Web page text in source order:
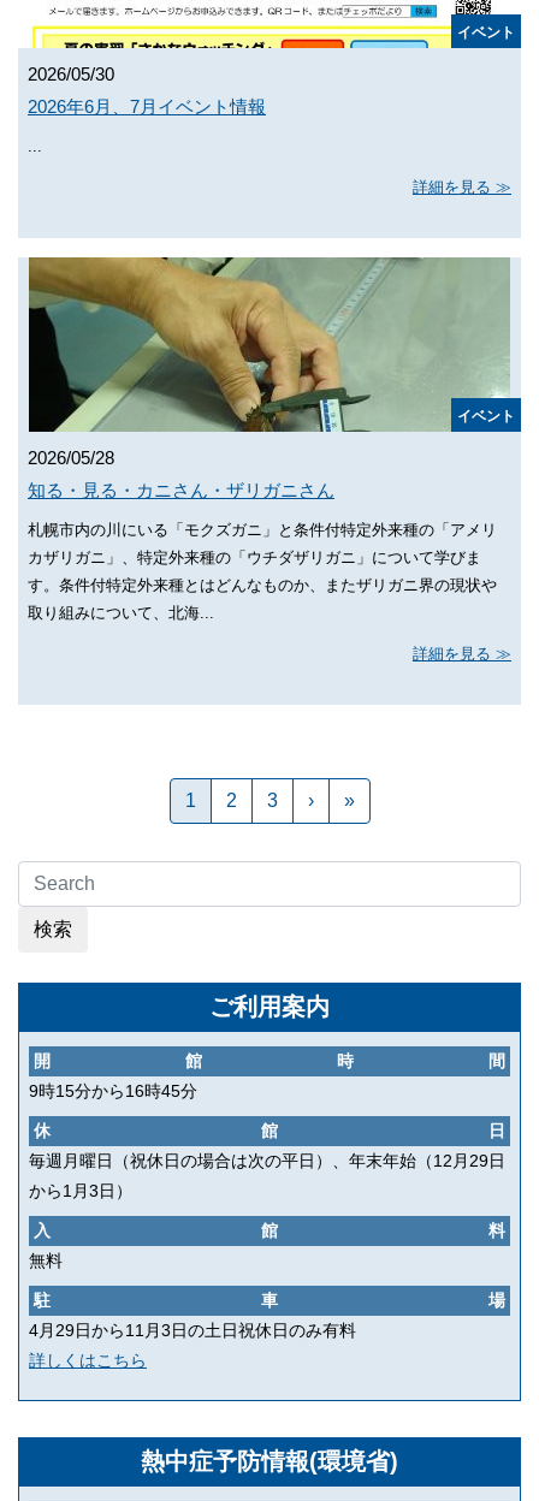
イベント
2026/05/30
2026年6月、7月イベント情報
詳細を見る
イベント
2026/05/28
知る・見る・カニさん・ザリガニさん
札幌市内の川にいる「モクズガニ」と条件付特定外来種の「アメリ
カザリガニ」、特定外来種の「ウチダザリガニ」について学びま
す。条件付特定外来種とはどんなものか、またザリガニ界の現状や
取り組みについて、北海...
詳細を見る
1 2 3 › »
検索
ご利用案内
開館時間
9時15分から16時45分
休館日
毎週月曜日（祝休日の場合は次の平日）、年末年始（12月29日
から1月3日）
入館料
無料
駐車場
4月29日から11月3日の土日祝休日のみ有料
詳しくはこちら
熱中症予防情報(環境省)